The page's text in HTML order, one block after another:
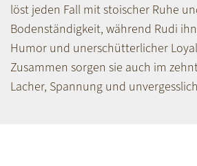
löst jeden Fall mit stoischer Ruhe
Bodenständigkeit, während Rudi
Humor und unerschütterlicher
Zusammen sorgen sie auch im
Lacher, Spannung und